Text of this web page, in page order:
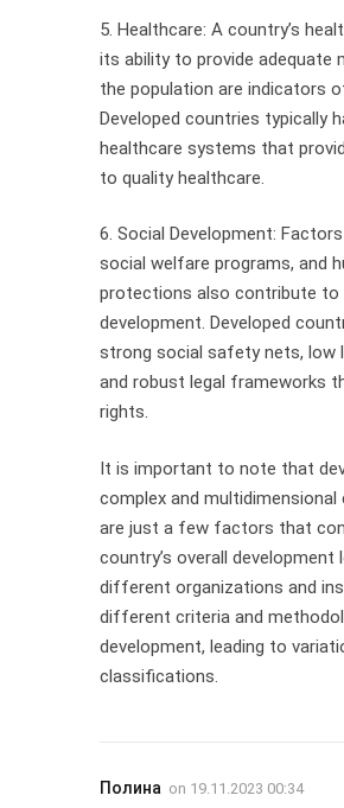
5. Healthcare: A country’s
its ability to provide adequate
the population are indicators
Developed countries typically
healthcare systems that
to quality healthcare.
6. Social Development:
social welfare programs, and
protections also contribute to
development. Developed
strong social safety nets, low
and robust legal frameworks
rights.
It is important to note that
complex and
are just a few factors that
country’s overall development
different organizations and
different criteria and
development, leading to
classifications.
Полина on 19.11.2023 00:34